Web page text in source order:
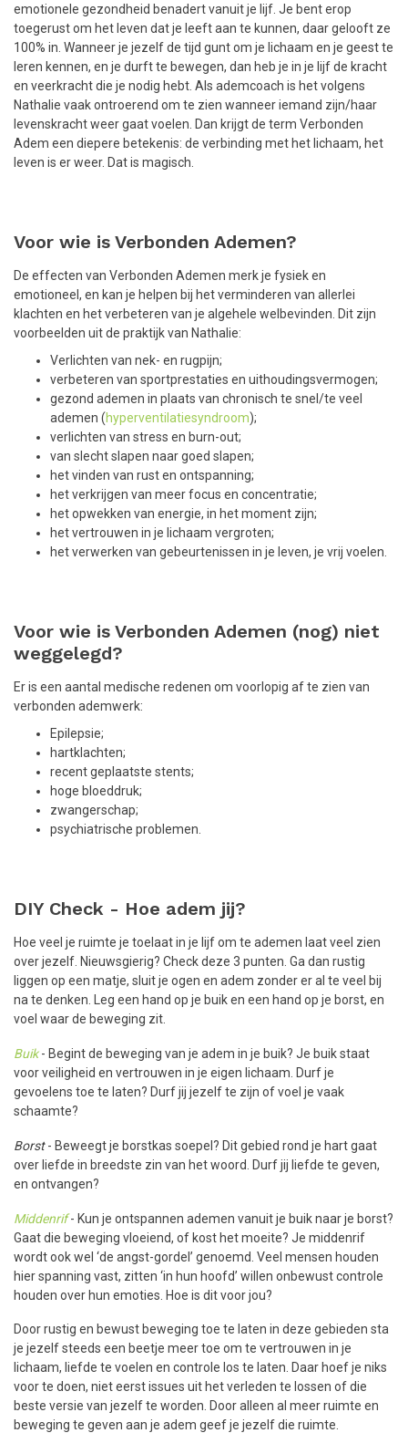
emotionele gezondheid benadert vanuit je lijf. Je bent erop
toegerust om het leven dat je leeft aan te kunnen, daar gelooft ze
100% in. Wanneer je jezelf de tijd gunt om je lichaam en je geest te
leren kennen, en je durft te bewegen, dan heb je in je lijf de kracht
en veerkracht die je nodig hebt. Als ademcoach is het volgens
Nathalie vaak ontroerend om te zien wanneer iemand zijn/haar
levenskracht weer gaat voelen. Dan krijgt de term Verbonden
Adem een diepere betekenis: de verbinding met het lichaam, het
leven is er weer. Dat is magisch.
Voor wie is Verbonden Ademen?
De effecten van Verbonden Ademen merk je fysiek en
emotioneel, en kan je helpen bij het verminderen van allerlei
klachten en het verbeteren van je algehele welbevinden. Dit zijn
voorbeelden uit de praktijk van Nathalie:
Verlichten van nek- en rugpijn;
verbeteren van sportprestaties en uithoudingsvermogen;
gezond ademen in plaats van chronisch te snel/te veel
ademen (hyperventilatiesyndroom);
verlichten van stress en burn-out;
van slecht slapen naar goed slapen;
het vinden van rust en ontspanning;
het verkrijgen van meer focus en concentratie;
het opwekken van energie, in het moment zijn;
het vertrouwen in je lichaam vergroten;
het verwerken van gebeurtenissen in je leven, je vrij voelen.
Voor wie is Verbonden Ademen (nog) niet
weggelegd?
Er is een aantal medische redenen om voorlopig af te zien van
verbonden ademwerk:
Epilepsie;
hartklachten;
recent geplaatste stents;
hoge bloeddruk;
zwangerschap;
psychiatrische problemen.
DIY Check - Hoe adem jij?
Hoe veel je ruimte je toelaat in je lijf om te ademen laat veel zien
over jezelf. Nieuwsgierig? Check deze 3 punten. Ga dan rustig
liggen op een matje, sluit je ogen en adem zonder er al te veel bij
na te denken. Leg een hand op je buik en een hand op je borst, en
voel waar de beweging zit.
Buik - Begint de beweging van je adem in je buik? Je buik staat
voor veiligheid en vertrouwen in je eigen lichaam. Durf je
gevoelens toe te laten? Durf jij jezelf te zijn of voel je vaak
schaamte?
Borst- Beweegt je borstkas soepel? Dit gebied rond je hart gaat
over liefde in breedste zin van het woord. Durf jij liefde te geven,
en ontvangen?
Middenrif - Kun je ontspannen ademen vanuit je buik naar je borst?
Gaat die beweging vloeiend, of kost het moeite? Je middenrif
wordt ook wel ‘de angst-gordel’ genoemd. Veel mensen houden
hier spanning vast, zitten ‘in hun hoofd’ willen onbewust controle
houden over hun emoties. Hoe is dit voor jou?
Door rustig en bewust beweging toe te laten in deze gebieden sta
je jezelf steeds een beetje meer toe om te vertrouwen in je
lichaam, liefde te voelen en controle los te laten. Daar hoef je niks
voor te doen, niet eerst issues uit het verleden te lossen of die
beste versie van jezelf te worden. Door alleen al meer ruimte en
beweging te geven aan je adem geef je jezelf die ruimte.